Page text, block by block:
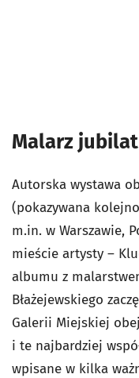
Malarz jubilat
Autorska wystawa
(pokazywana
m.in. w Warszawie,
mieście artysty –
albumu z
Błażejewskiego
Galerii Miejskiej
i te najbardziej
wpisane w kilka